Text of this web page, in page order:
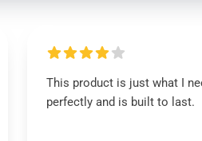
This product is just what I
perfectly and is built to last.